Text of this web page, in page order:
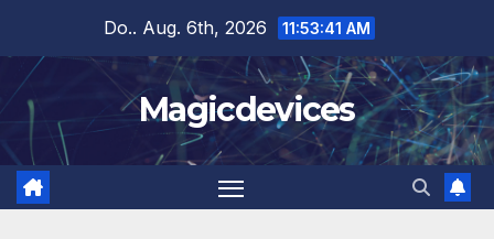
springen
Do.. Aug. 6th, 2026 11:53:42 AM
Magicdevices